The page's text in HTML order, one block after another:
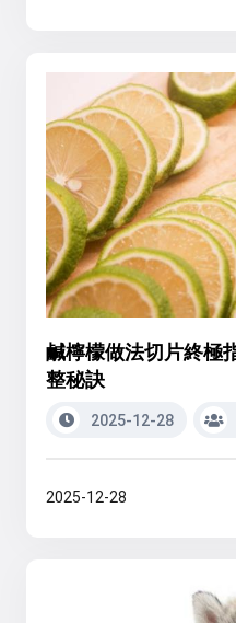
鹹檸檬做法切片終極
整秘訣
2025-12-28
2025-12-28